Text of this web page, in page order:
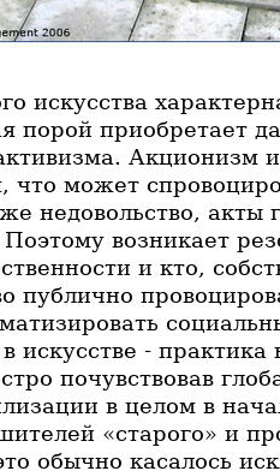
искусства
порой приобретает
Акционизм
что может
недовольство, акты
возникает
и кто,
публично
искусстве -
почувствовав
в целом в
«старого» и
обычно касалось